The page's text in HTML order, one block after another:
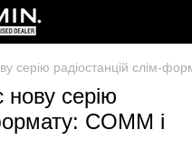
серію радіостанцій слім-
нову серію
COMM і